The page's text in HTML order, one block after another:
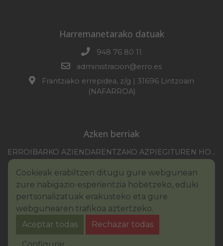
Harremanetarako datuak
948 76 80 11
administracion@erro.es
Frantziako errepidea, z/g | 31696 Lintzoain
(NAFARROA)
Azken berriak
ERROIBARKO AZIENDARENTZAKO AZPIEGITUREN HOBEKUNTZA 2025-2026 KANPAINA
BANDOA – URAREN KONTSUMO ARDURATSUA
2026KO IBILGAILUEN GAINEKO ZERGA
Legezko oharra
Cookieak erabiltzen ditugu gure webgunean
zure nabigazio-esperientzia hobetzeko, eduki
pertsonalizatuak erakusteko eta gure
webgunearen trafikoa aztertzeko.
Aceptar todas
Rechazar todas